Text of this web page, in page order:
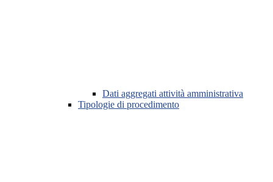
Dati aggregati attività amministrativa
Tipologie di procedimento